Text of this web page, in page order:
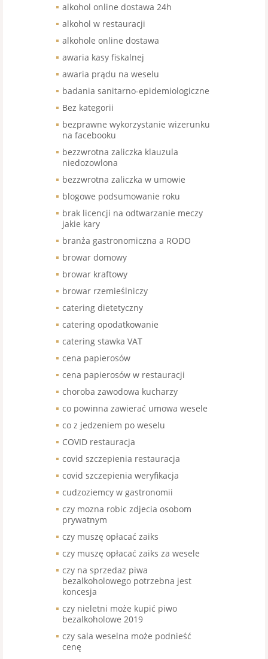
alkohol online dostawa 24h
alkohol w restauracji
alkohole online dostawa
awaria kasy fiskalnej
awaria prądu na weselu
badania sanitarno-epidemiologiczne
Bez kategorii
bezprawne wykorzystanie wizerunku
na facebooku
bezzwrotna zaliczka klauzula
niedozowlona
bezzwrotna zaliczka w umowie
blogowe podsumowanie roku
brak licencji na odtwarzanie meczy
jakie kary
branża gastronomiczna a RODO
browar domowy
browar kraftowy
browar rzemieślniczy
catering dietetyczny
catering opodatkowanie
catering stawka VAT
cena papierosów
cena papierosów w restauracji
choroba zawodowa kucharzy
co powinna zawierać umowa wesele
co z jedzeniem po weselu
COVID restauracja
covid szczepienia restauracja
covid szczepienia weryfikacja
cudzoziemcy w gastronomii
czy mozna robic zdjecia osobom
prywatnym
czy muszę opłacać zaiks
czy muszę opłacać zaiks za wesele
czy na sprzedaz piwa
bezalkoholowego potrzebna jest
koncesja
czy nieletni może kupić piwo
bezalkoholowe 2019
czy sala weselna może podnieść
cenę